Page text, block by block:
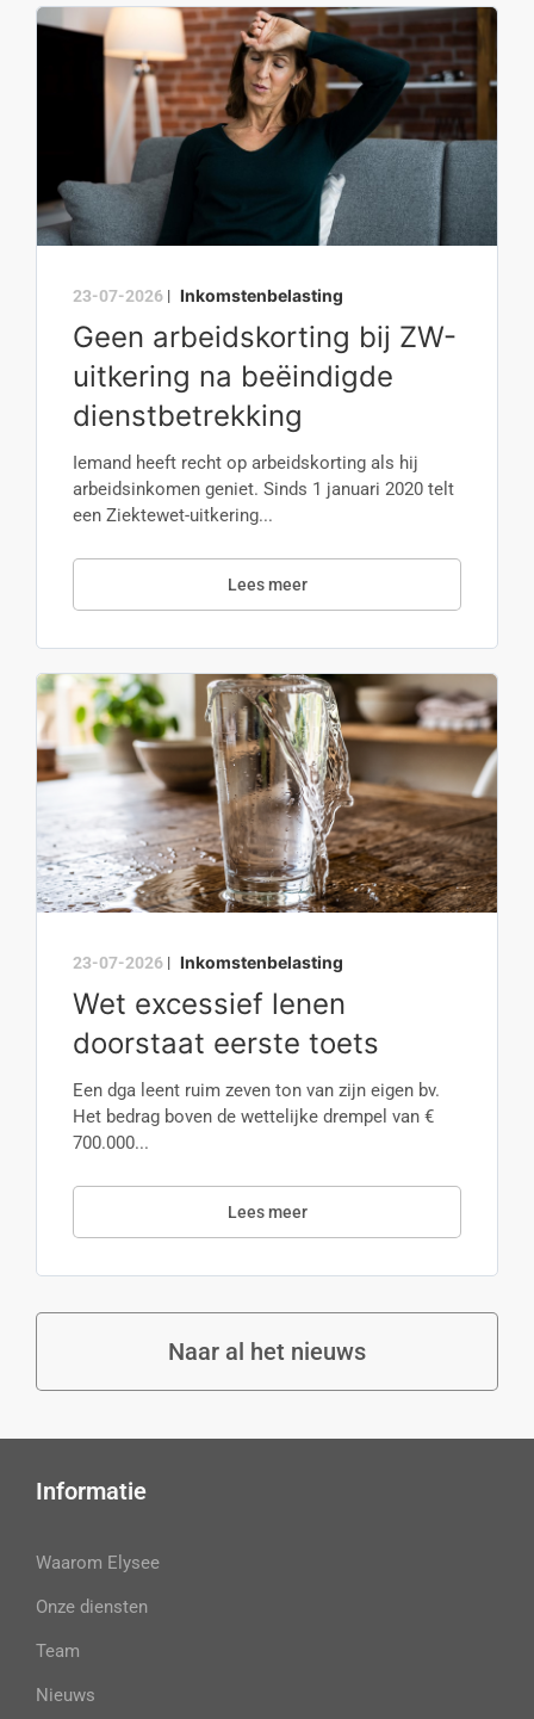
23-07-2026 | Inkomstenbelasting
Geen arbeidskorting bij ZW-
uitkering na beëindigde
dienstbetrekking
Iemand heeft recht op arbeidskorting als hij
arbeidsinkomen geniet. Sinds 1 januari 2020 telt
een Ziektewet-uitkering...
Lees meer
23-07-2026 | Inkomstenbelasting
Wet excessief lenen
doorstaat eerste toets
Een dga leent ruim zeven ton van zijn eigen bv.
Het bedrag boven de wettelijke drempel van €
700.000...
Lees meer
Naar al het nieuws
Informatie
Waarom Elysee
Onze diensten
Team
Nieuws